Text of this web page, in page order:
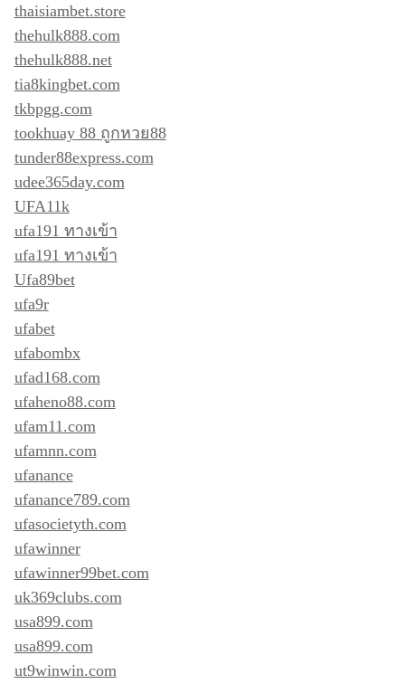
thaisiambet.store
thehulk888.com
thehulk888.net
tia8kingbet.com
tkbpgg.com
tookhuay 88 ถูกหวย88
tunder88express.com
udee365day.com
UFA11k
ufa191 ทางเข้า
ufa191 ทางเข้า
Ufa89bet
ufa9r
ufabet
ufabombx
ufad168.com
ufaheno88.com
ufam11.com
ufamnn.com
ufanance
ufanance789.com
ufasocietyth.com
ufawinner
ufawinner99bet.com
uk369clubs.com
usa899.com
usa899.com
ut9winwin.com